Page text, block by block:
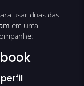
usar duas das
em uma